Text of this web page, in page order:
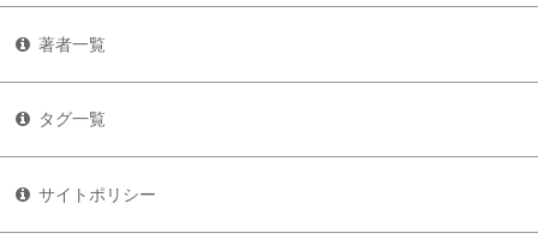
著者一覧
タグ一覧
サイトポリシー